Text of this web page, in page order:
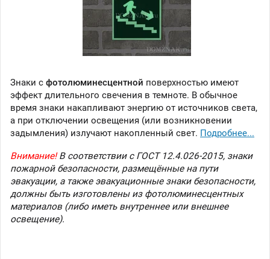
Знаки с фотолюминесцентной поверхностью имеют
эффект длительного свечения в темноте. В обычное
время знаки накапливают энергию от источников света,
а при отключении освещения (или возникновении
задымления) излучают накопленный свет. Подробнее...
Внимание!В соответствии с ГОСТ 12.4.026-2015, знаки
пожарной безопасности, размещённые на пути
эвакуации, а также эвакуационные знаки безопасности,
должны быть изготовлены из фотолюминесцентных
материалов (либо иметь внутреннее или внешнее
освещение).